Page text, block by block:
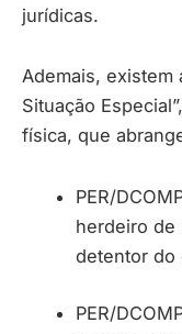
jurídicas.
Ademais, existem
Situação
física, que
PER/
herdeiro de
detentor do
PER/